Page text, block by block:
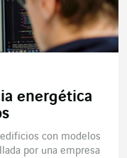
energética
con modelos
por una empresa